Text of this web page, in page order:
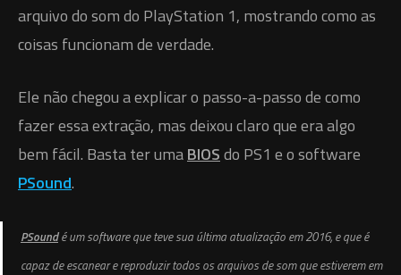
arquivo do som do PlayStation 1, mostrando como as
coisas funcionam de verdade.
Ele não chegou a explicar o passo-a-passo de como
fazer essa extração, mas deixou claro que era algo
bem fácil. Basta ter umaBIOSdo PS1 e o software
PSound.
PSoundé um software que teve sua última atualização em 2016, e que é
capaz de escanear e reproduzir todos os arquivos de som que estiverem em